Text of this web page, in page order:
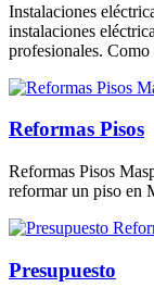
Instalaciones
instalaciones
profesionales. Como
Reformas Pisos
Reformas Pisos
reformar un piso en
Presupuesto